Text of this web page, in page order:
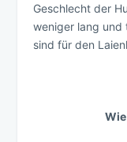
Geschlecht der
weniger lang und
sind für den